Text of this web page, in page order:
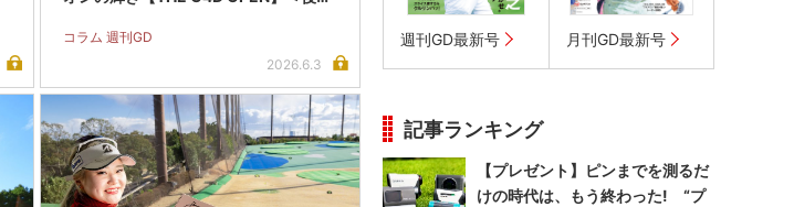
コラム 週刊GD
2026.6.3
週刊GD最新号 月刊GD最新号
記事ランキング
【プレゼント】ピンまでを測るだ
けの時代は、もう終わった! “プ